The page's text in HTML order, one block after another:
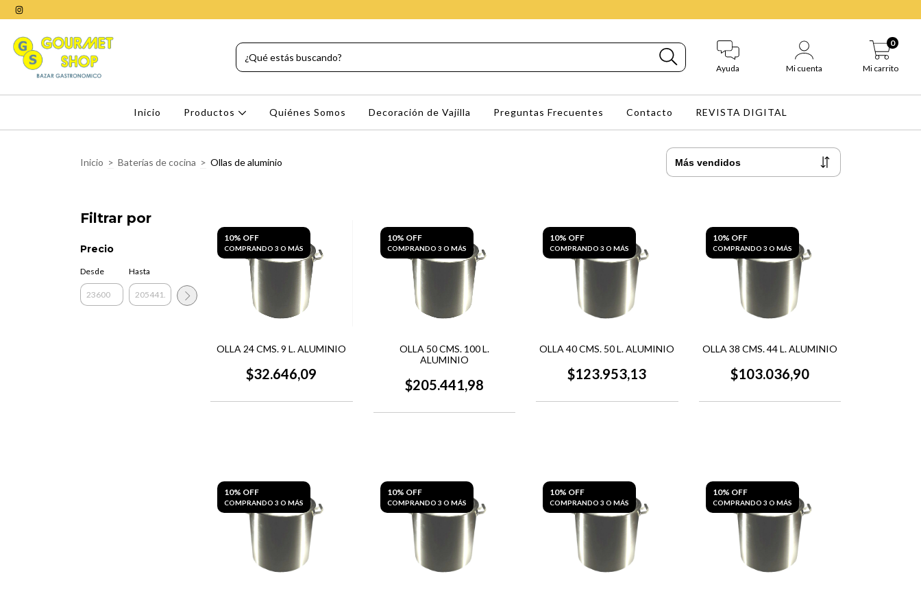
Ayuda Mi cuenta Mi carrito
0
Inicio Productos Quiénes Somos Decoración de Vajilla Preguntas Frecuentes Contacto REVISTA DIGITAL
Inicio > Baterías de cocina > Ollas de aluminio
Filtrar por
Precio
Desde Hasta
10% OFF
COMPRANDO 3 O MÁS
OLLA 24 CMS. 9 L. ALUMINIO
$32.646,09
10% OFF
COMPRANDO 3 O MÁS
OLLA 50 CMS. 100 L.
ALUMINIO
$205.441,98
10% OFF
COMPRANDO 3 O MÁS
OLLA 40 CMS. 50 L. ALUMINIO
$123.953,13
10% OFF
COMPRANDO 3 O MÁS
OLLA 38 CMS. 44 L. ALUMINIO
$103.036,90
10% OFF
COMPRANDO 3 O MÁS
10% OFF
COMPRANDO 3 O MÁS
10% OFF
COMPRANDO 3 O MÁS
10% OFF
COMPRANDO 3 O MÁS